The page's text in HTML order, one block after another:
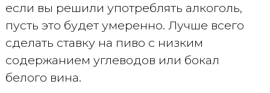
если вы решили употреблять алкоголь,
пусть это будет умеренно. Лучше всего
сделать ставку на пиво с низким
содержанием углеводов или бокал
белого вина.